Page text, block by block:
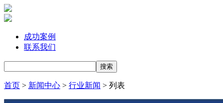
成功案例
联系我们
首页 > 新闻中心 > 行业新闻 > 列表